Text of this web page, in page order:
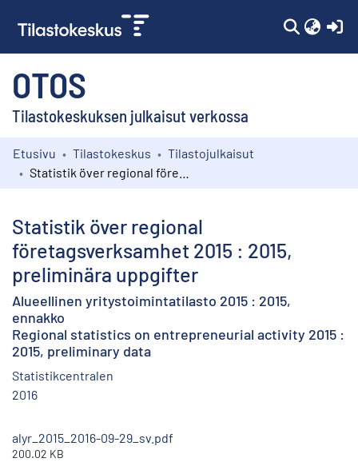
OTOS
Tilastokeskuksen julkaisut verkossa
Kokoelmat
Etusivu Tilastokeskus
Tilastojulkaisut
Statistik över regional
företagsverksamhet 2015 : 2015,
preliminära uppgifter
Alueellinen yritystoimintatilasto 2015 : 2015,
ennakko
Regional statistics on entrepreneurial activity 2015 :
2015, preliminary data
Statistikcentralen
2016
alyr_2015_2016-09-29_sv.pdf
200.02 KB